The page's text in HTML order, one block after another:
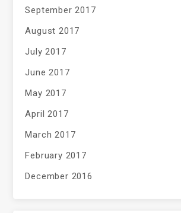
September 2017
August 2017
July 2017
June 2017
May 2017
April 2017
March 2017
February 2017
December 2016